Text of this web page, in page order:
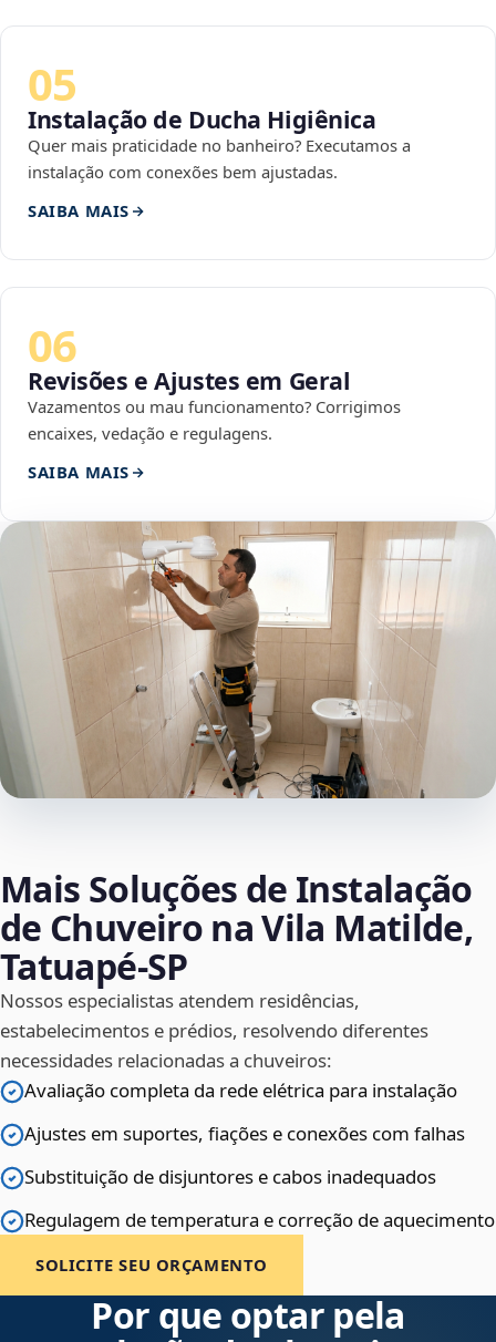
05
Instalação de Ducha Higiênica
Quer mais praticidade no banheiro? Executamos a
instalação com conexões bem ajustadas.
SAIBA MAIS
06
Revisões e Ajustes em Geral
Vazamentos ou mau funcionamento? Corrigimos
encaixes, vedação e regulagens.
SAIBA MAIS
Mais Soluções de Instalação
de Chuveiro na Vila Matilde,
Tatuapé‑SP
Nossos especialistas atendem residências,
estabelecimentos e prédios, resolvendo diferentes
necessidades relacionadas a chuveiros:
Avaliação completa da rede elétrica para instalação
Ajustes em suportes, fiações e conexões com falhas
Substituição de disjuntores e cabos inadequados
Regulagem de temperatura e correção de aquecimento
SOLICITE SEU ORÇAMENTO
Por que optar pela